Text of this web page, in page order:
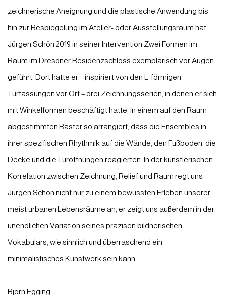
zeichnerische Aneignung und die plastische Anwendung bis
hin zur Bespiegelung im Atelier- oder Ausstellungsraum hat
Jürgen Schön 2019 in seiner Intervention Zwei Formen im
Raum im Dresdner Residenzschloss exemplarisch vor Augen
geführt. Dort hatte er – inspiriert von den L-förmigen
Türfassungen vor Ort – drei Zeichnungsserien, in denen er sich
mit Winkelformen beschäftigt hatte, in einem auf den Raum
abgestimmten Raster so arrangiert, dass die Ensembles in
ihrer spezifischen Rhythmik auf die Wände, den Fußboden, die
Decke und die Türöffnungen reagierten. In der künstlerischen
Korrelation zwischen Zeichnung, Relief und Raum regt uns
Jürgen Schön nicht nur zu einem bewussten Erleben unserer
meist urbanen Lebensräume an, er zeigt uns außerdem in der
unendlichen Variation seines präzisen bildnerischen
Vokabulars, wie sinnlich und überraschend ein
minimalistisches Kunstwerk sein kann.
Björn Egging